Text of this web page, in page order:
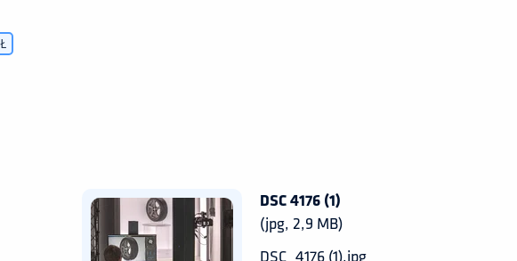
DSC 4176 (1)
(jpg, 2,9 MB)
DSC_4176 (1).jpg